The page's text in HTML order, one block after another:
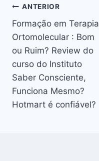
Navegação
de
Post
ANTERIOR
Formação em Terapia
Ortomolecular : Bom
ou Ruim? Review do
curso do Instituto
Saber Consciente,
Funciona Mesmo?
Hotmart é confiável?